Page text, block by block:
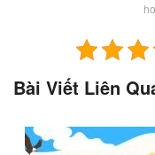
Bài Viết Liên